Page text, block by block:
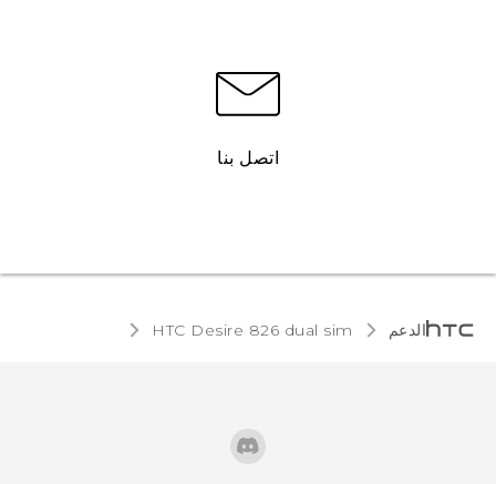
اتصل بنا
الدعم HTC Desire 826 dual sim‎